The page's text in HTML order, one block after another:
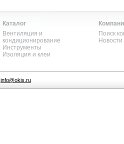
Каталог
Вентиляция и
кондиционирование
Инструменты
Изоляция и клеи
Поиск
info@okis.ru